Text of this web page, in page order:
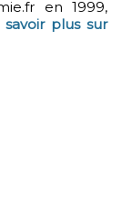
en 1999,
savoir plus sur